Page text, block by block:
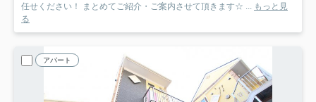
任せください！ まとめてご紹介・ご案内させて頂きます☆ ...
もっと見
る
アパート